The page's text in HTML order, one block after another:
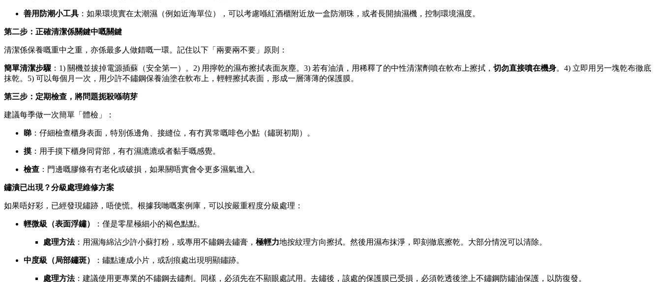
善用防潮小工具 ：如果環境實在太潮濕（例如近海單位），可以考慮喺紅酒櫃附近放一盒防潮珠，或者長開抽濕機，控制環境濕度。
第二步：正確清潔係關鍵中嘅關鍵
清潔係保養嘅重中之重，亦係最多人做錯嘅一環。記住以下「兩要兩不要」原則：
簡單清潔步驟 ：1) 關機並拔掉電源插蘇（安全第一）。2) 用擰乾的濕布擦拭表面灰塵。3) 若有油漬，用稀釋了的中性清潔劑噴在軟布上擦拭， 切勿直接噴在機身。4) 立即用另一塊乾布徹底
抹乾。5) 可以每個月一次，用少許不鏽鋼保養油塗在軟布上，輕輕擦拭表面，形成一層薄薄的保護膜。
第三步：定期檢查，將問題扼殺喺萌芽
建議每季做一次簡單「體檢」：
睇 ：仔細檢查櫃身表面，特別係邊角、接縫位，有冇異常嘅啡色小點（鏽斑初期）。
摸 ：用手摸下櫃身同背部，有冇濕漉漉或者黏手嘅感覺。
檢查 ：門邊嘅膠條有冇老化或破損，如果關唔實會令更多濕氣進入。
鏽漬已出現？分級處理維修方案
如果唔好彩，已經發現鏽跡，唔使慌。根據我哋嘅案例庫，可以按嚴重程度分級處理：
輕微級（表面浮鏽） ：僅是零星極細小的褐色點點。
處理方法：用濕海綿沾少許小蘇打粉，或專用不鏽鋼去鏽膏， 極輕力地按紋理方向擦拭。然後用濕布抹淨，即刻徹底擦乾。大部分情況可以清除。
中度級（局部鏽斑） ：鏽點連成小片，或刮痕處出現明顯鏽跡。
處理方法：建議使用更專業的不鏽鋼去鏽劑。同樣，必須先在不顯眼處試用。去鏽後，該處的保護膜已受損，必須乾透後塗上不鏽鋼防鏽油保護，以防復發。